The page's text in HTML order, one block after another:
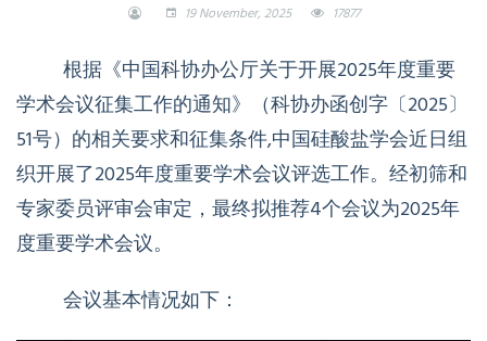
19 November, 2025 17877
根据《中国科协办公厅关于开展2025年度重要
学术会议征集工作的通知》（科协办函创字〔2025〕
51号）的相关要求和征集条件,中国硅酸盐学会近日组
织开展了2025年度重要学术会议评选工作。经初筛和
专家委员评审会审定，最终拟推荐4个会议为2025年
度重要学术会议。
会议基本情况如下：